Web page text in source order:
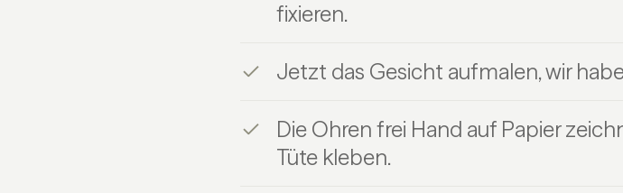
fixieren.
Jetzt das Gesicht aufmalen, wir
Die Ohren frei Hand auf Papier
Tüte kleben.